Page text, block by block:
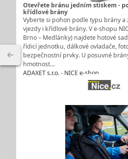
Otevřete bránu jedním stiskem -
křídlové brány
Vyberte si pohon podle typu brány a
vjezdy i křídlové brány. V e-shopu
Brno – Medlánky) najdete hotové
řídicí jednotku, dálkové ovladače,
bezpečnostní prvky. U posuvné
hmotnost…
ADAXET s.r.o. - NICE e-shop